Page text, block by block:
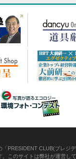
「PRESIDENT CLUB(プレジ
このサイトは弊社が運営し